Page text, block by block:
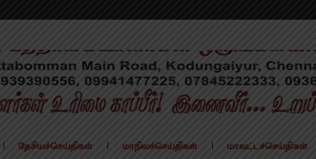
தேசியச்செய்திகள் மாநிலச்செய்திகள் மாவட்டச்செய்திகள்